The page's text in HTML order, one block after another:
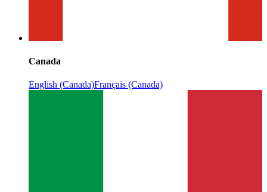
Canada
English (Canada)Français (Canada)